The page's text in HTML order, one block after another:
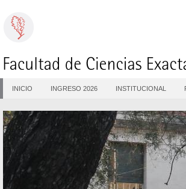
INICIO INGRESO 2026 INSTITUCIONAL